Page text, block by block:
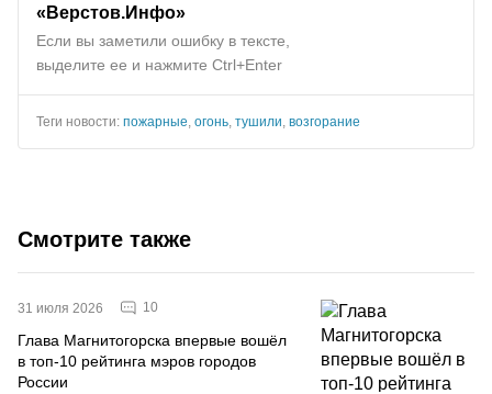
«Верстов.Инфо»
Если вы заметили ошибку в тексте,
выделите ее и нажмите Ctrl+Enter
Теги новости: пожарные огонь тушили возгорание
Смотрите также
31 июля 2026 10
Глава Магнитогорска впервые вошёл
в топ-10 рейтинга мэров городов
России